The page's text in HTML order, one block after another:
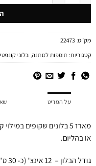
מק"ט:22473
קטגוריות:תוספות למתנה,בלוני קונפטי,
על הפריט
מארז 5 בלונים שקופים
או בהליום.
גודל הבלון – 12 אינצ' (כ- 30 ס"מ)